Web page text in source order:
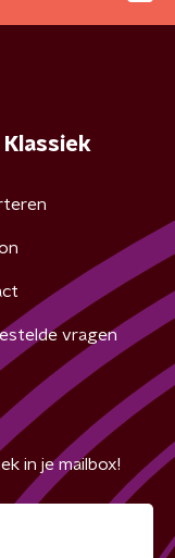
Klassiek
vragen
in je mailbox!